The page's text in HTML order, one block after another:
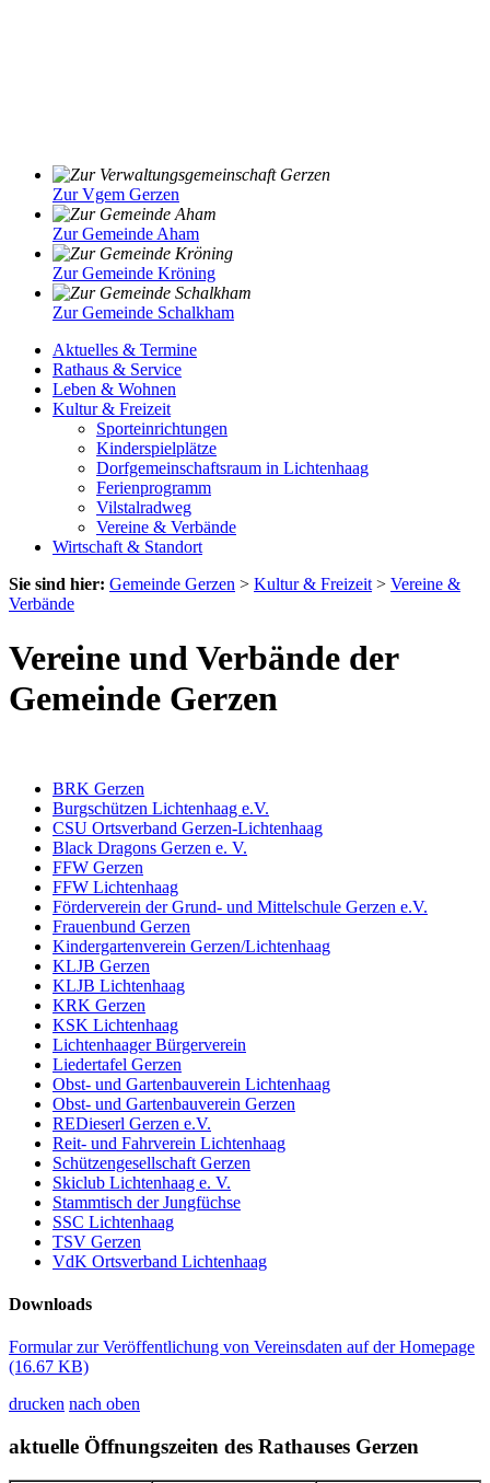
Zur Vgem Gerzen
Zur Gemeinde Aham
Zur Gemeinde Kröning
Zur Gemeinde Schalkham
Aktuelles & Termine
Rathaus & Service
Leben & Wohnen
Kultur & Freizeit
Sporteinrichtungen
Kinderspielplätze
Dorfgemeinschaftsraum in Lichtenhaag
Ferienprogramm
Vilstalradweg
Vereine & Verbände
Wirtschaft & Standort
Sie sind hier: Gemeinde Gerzen > Kultur & Freizeit > Vereine &
Verbände
Vereine und Verbände der
Gemeinde Gerzen
BRK Gerzen
Burgschützen Lichtenhaag e.V.
CSU Ortsverband Gerzen-Lichtenhaag
Black Dragons Gerzen e. V.
FFW Gerzen
FFW Lichtenhaag
Förderverein der Grund- und Mittelschule Gerzen e.V.
Frauenbund Gerzen
Kindergartenverein Gerzen/Lichtenhaag
KLJB Gerzen
KLJB Lichtenhaag
KRK Gerzen
KSK Lichtenhaag
Lichtenhaager Bürgerverein
Liedertafel Gerzen
Obst- und Gartenbauverein Lichtenhaag
Obst- und Gartenbauverein Gerzen
REDieserl Gerzen e.V.
Reit- und Fahrverein Lichtenhaag
Schützengesellschaft Gerzen
Skiclub Lichtenhaag e. V.
Stammtisch der Jungfüchse
SSC Lichtenhaag
TSV Gerzen
VdK Ortsverband Lichtenhaag
Downloads
Formular zur Veröffentlichung von Vereinsdaten auf der Homepage
(16.67 KB)
drucken nach oben
aktuelle Öffnungszeiten des Rathauses Gerzen